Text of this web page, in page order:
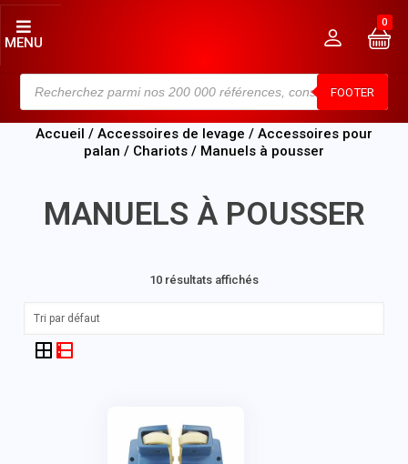
FOOTER
0
MENU
Accueil / Accessoires de levage / Accessoires pour
palan / Chariots / Manuels à pousser
MANUELS À POUSSER
10 résultats affichés